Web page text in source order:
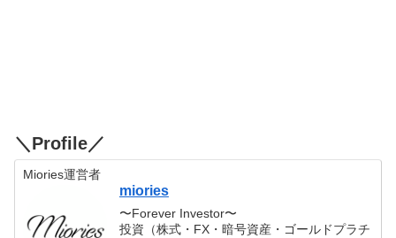
＼Profile／
Miories運営者
miories
〜Forever Investor〜
投資（株式・FX・暗号資産・ゴールドプラチ